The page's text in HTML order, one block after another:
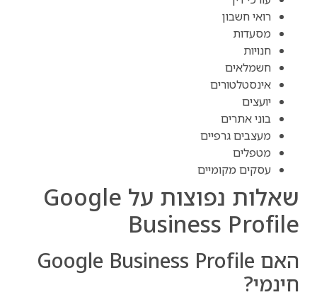
רואי חשבון
מסעדות
חנויות
חשמלאים
אינסטלטורים
יועצים
בוני אתרים
מעצבים גרפיים
מטפלים
עסקים מקומיים
שאלות נפוצות על Google
Business Profile
האם Google Business Profile
חינמי?